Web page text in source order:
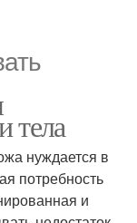
тела
нуждается в
потребность
и